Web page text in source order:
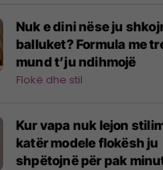
Nuk e dini nëse ju
balluket? Formula me
mund t’ju ndihmojë
Flokë dhe stil
Kur vapa nuk lejon
katër modele flokësh ju
shpëtojnë për pak